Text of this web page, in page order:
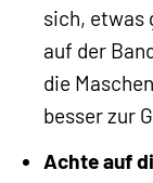
sich, etwas
auf der
die
besser zur
Achte auf